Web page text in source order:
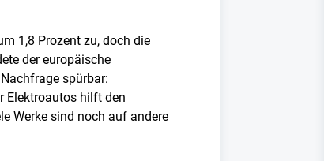
1,8 Prozent zu, doch die
der europäische
spürbar:
Elektroautos hilft den
Werke sind noch auf andere